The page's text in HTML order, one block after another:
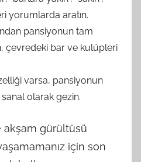
yorumlarda aratın.
pansiyonun tam
çevredeki bar ve kulüpleri
varsa, pansiyonun
olarak gezin.
akşam gürültüsü
için son